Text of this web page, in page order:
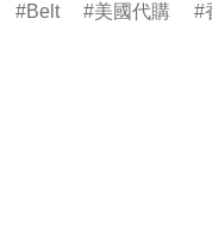
Belt 美國代購